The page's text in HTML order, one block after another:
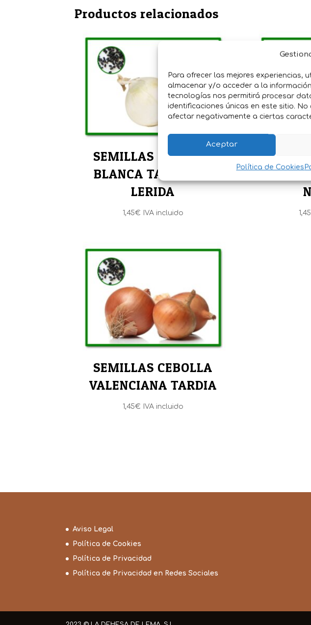
Para ofrecer las mejores experiencias,
almacenar y/o acceder a la
tecnologías nos permitirá procesar
identificaciones únicas en este sitio.
afectar negativamente a ciertas
Aceptar
Política de Cookies
Productos relacionados
SEMILLAS CEBOLLA
BLANCA TARDIA DE
LERIDA
1,45€ IVA incluido 1,45
SEMILLAS CEBOLLA
VALENCIANA TARDIA
1,45€ IVA incluido
Aviso Legal
Política de Cookies
Política de Privacidad
Política de Privacidad en Redes Sociales